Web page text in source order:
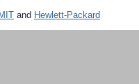
MIT and Hewlett-Packard